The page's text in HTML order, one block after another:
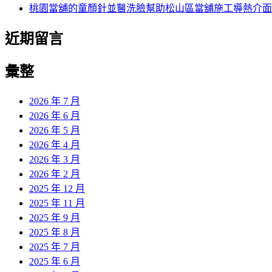
桃園當舖的童顏針並醫洗臉幫助松山區當舖施工導熱介
近期留言
彙整
2026 年 7 月
2026 年 6 月
2026 年 5 月
2026 年 4 月
2026 年 3 月
2026 年 2 月
2025 年 12 月
2025 年 11 月
2025 年 9 月
2025 年 8 月
2025 年 7 月
2025 年 6 月